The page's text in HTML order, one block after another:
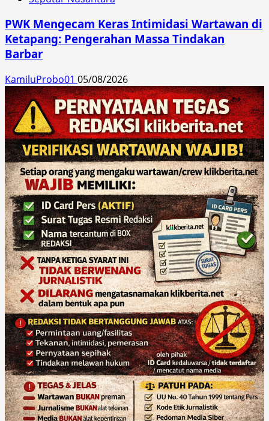
PWK Mengecam Keras Intimidasi Wartawan di
Ketapang: Pengerahan Massa Tindakan
Barbar
KamiluProbo01 05/08/2026